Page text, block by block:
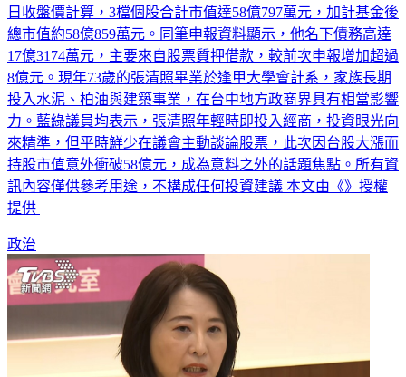
日收盤價計算，3檔個股合計市值達58億797萬元，加計基金後
總市值約58億859萬元。同筆申報資料顯示，他名下債務高達
17億3174萬元，主要來自股票質押借款，較前次申報增加超過
8億元。現年73歲的張清照畢業於逢甲大學會計系，家族長期
投入水泥、柏油與建築事業，在台中地方政商界具有相當影響
力。藍綠議員均表示，張清照年輕時即投入經商，投資眼光向
來精準，但平時鮮少在議會主動談論股票，此次因台股大漲而
持股市值意外衝破58億元，成為意料之外的話題焦點。所有資
訊內容僅供參考用途，不構成任何投資建議 本文由《》授權
提供
政治